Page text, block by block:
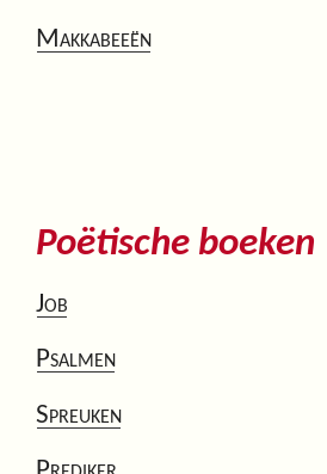
Makkabeeën
Poëtische boeken
Job
Psalmen
Spreuken